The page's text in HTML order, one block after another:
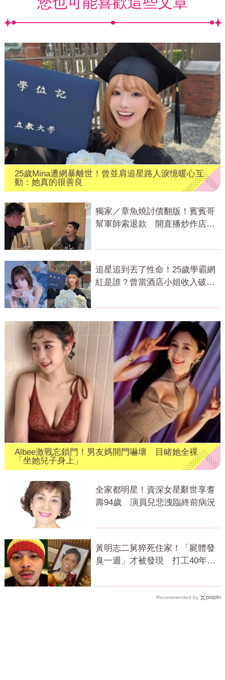
25歲Mina遭網暴離世！曾並肩追星路人淚憶暖心互
動：她真的很善良
獨家／章魚燒討債翻版！賓賓哥
幫軍師索退款 開直播炒作店家
追星追到丟了性命！25歲學霸網
紅是誰？曾當酒店小姐收入破
Albee激戰忘鎖門！男友媽開門嚇壞 目睹她全裸
「坐她兒子身上」
全家都明星！資深女星辭世享耆
壽94歲 演員兒悲洩臨終前病況
黃明志二舅猝死住家！「屍體發
臭一週」才被發現 打工40年悲
Recommended by